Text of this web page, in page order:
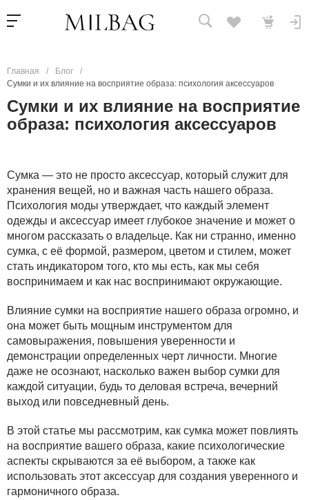
Главная / Блог
/
Сумки и их влияние на восприятие образа: психология аксессуаров
Сумки и их влияние на восприятие
образа: психология аксессуаров
Сумка — это не просто аксессуар, который служит для
хранения вещей, но и важная часть нашего образа.
Психология моды утверждает, что каждый элемент
одежды и аксессуар имеет глубокое значение и может о
многом рассказать о владельце. Как ни странно, именно
сумка, с её формой, размером, цветом и стилем, может
стать индикатором того, кто мы есть, как мы себя
воспринимаем и как нас воспринимают окружающие.
Влияние сумки на восприятие нашего образа огромно, и
она может быть мощным инструментом для
самовыражения, повышения уверенности и
демонстрации определенных черт личности. Многие
даже не осознают, насколько важен выбор сумки для
каждой ситуации, будь то деловая встреча, вечерний
выход или повседневный день.
В этой статье мы рассмотрим, как сумка может повлиять
на восприятие вашего образа, какие психологические
аспекты скрываются за её выбором, а также как
использовать этот аксессуар для создания уверенного и
гармоничного образа.